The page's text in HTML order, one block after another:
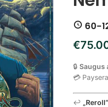
60-
€
🔒 Saugus
💳
↩️